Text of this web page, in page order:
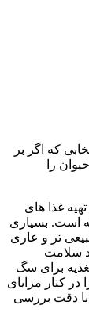
که اگر بر
را
غذا های
است. بسیاری
تر و عاری
سلامت
برای سگ‌
کنار مزایای
با دقت بررسی